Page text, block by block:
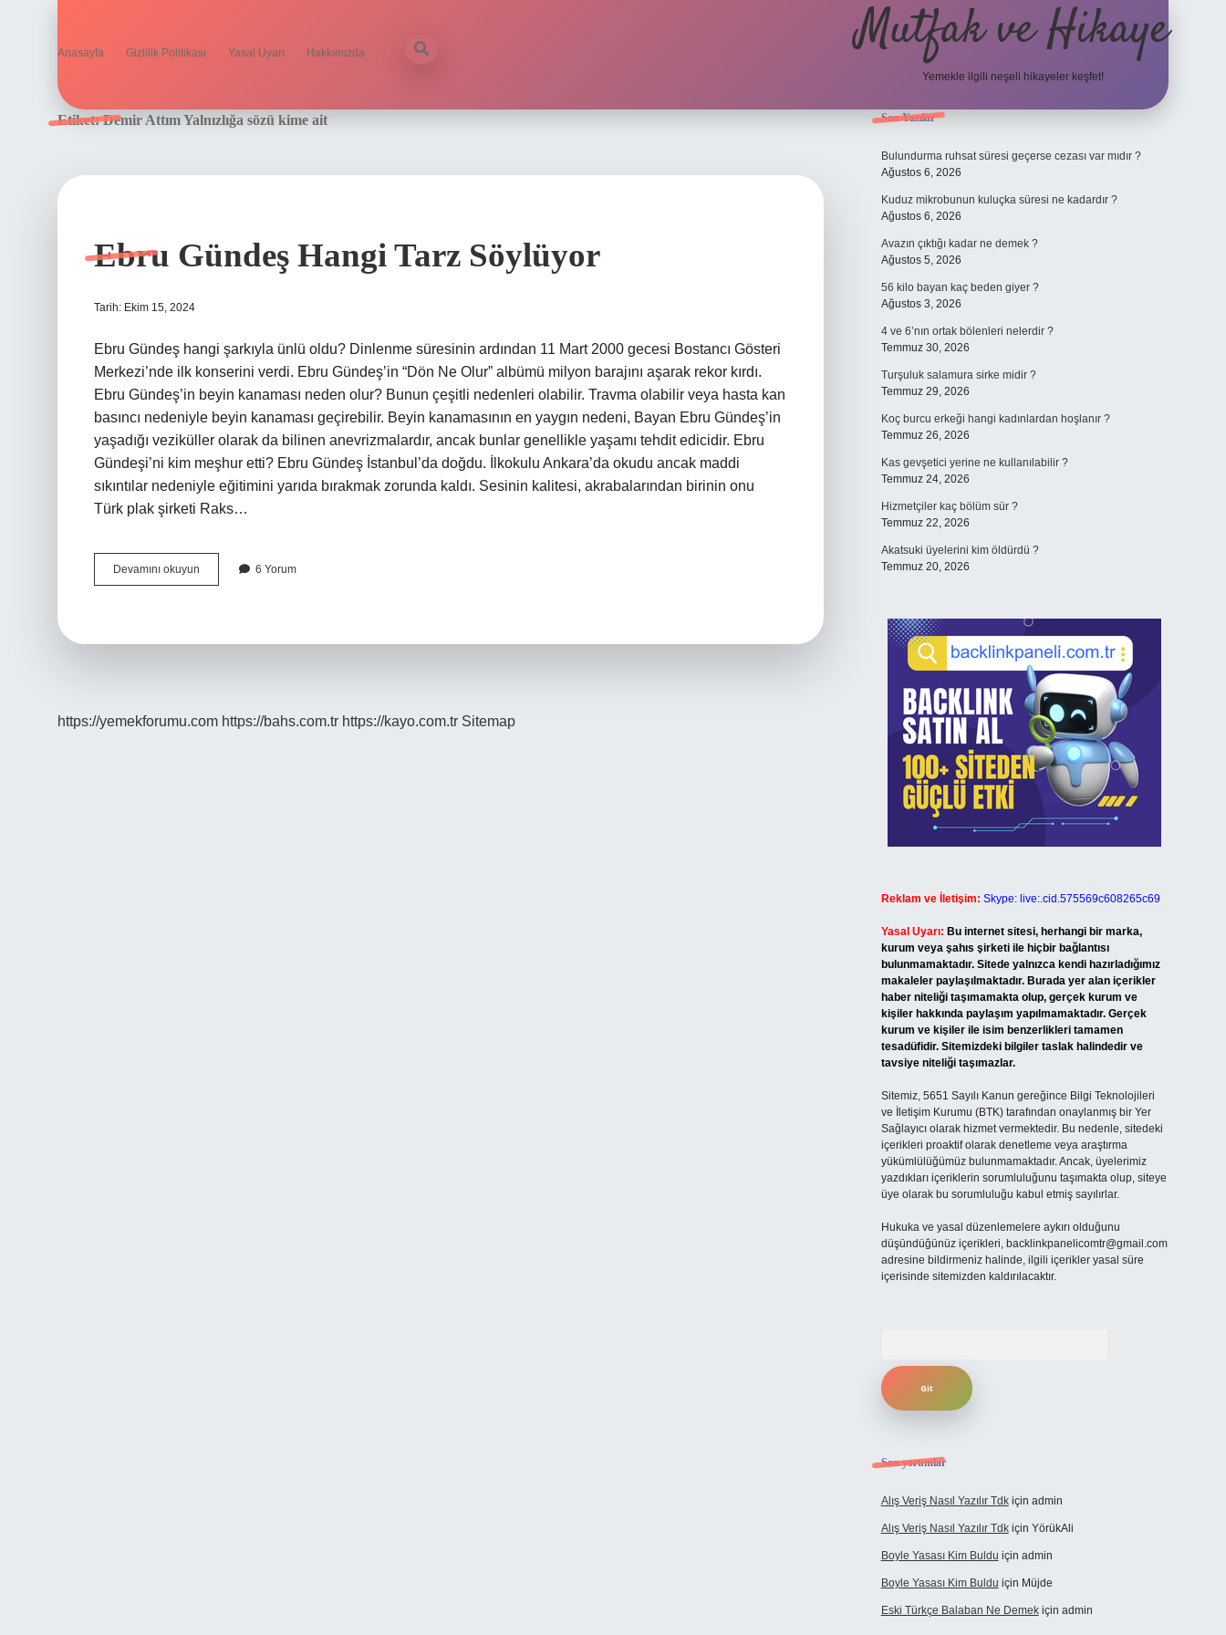
Anasayfa Gizlilik Politikası Yasal Uyarı Hakkımızda Mutfak ve Hikaye
Yemekle ilgili neşeli hikayeler keşfet!
Etiket:Demir Attım Yalnızlığa sözü kime ait
Ebru Gündeş Hangi Tarz Söylüyor
Tarih: Ekim 15, 2024
Ebru Gündeş hangi şarkıyla ünlü oldu? Dinlenme süresinin ardından 11 Mart 2000 gecesi Bostancı Gösteri
Merkezi’nde ilk konserini verdi. Ebru Gündeş’in “Dön Ne Olur” albümü milyon barajını aşarak rekor kırdı.
Ebru Gündeş’in beyin kanaması neden olur? Bunun çeşitli nedenleri olabilir. Travma olabilir veya hasta kan
basıncı nedeniyle beyin kanaması geçirebilir. Beyin kanamasının en yaygın nedeni, Bayan Ebru Gündeş’in
yaşadığı veziküller olarak da bilinen anevrizmalardır, ancak bunlar genellikle yaşamı tehdit edicidir. Ebru
Gündeşi’ni kim meşhur etti? Ebru Gündeş İstanbul’da doğdu. İlkokulu Ankara’da okudu ancak maddi
sıkıntılar nedeniyle eğitimini yarıda bırakmak zorunda kaldı. Sesinin kalitesi, akrabalarından birinin onu
Türk plak şirketi Raks…
Devamını okuyun
Gündeş
6 Yorum
https://yemekforumu.com https://bahs.com.tr https://kayo.com.tr Sitemap
Sidebar
Son Yazılar
Bulundurma ruhsat süresi geçerse cezası var mıdır ?
Ağustos 6, 2026
Kuduz mikrobunun kuluçka süresi ne kadardır ?
Ağustos 6, 2026
Avazın çıktığı kadar ne demek ?
Ağustos 5, 2026
56 kilo bayan kaç beden giyer ?
Ağustos 3, 2026
4 ve 6’nın ortak bölenleri nelerdir ?
Temmuz 30, 2026
Turşuluk salamura sirke midir ?
Temmuz 29, 2026
Koç burcu erkeği hangi kadınlardan hoşlanır ?
Temmuz 26, 2026
Kas gevşetici yerine ne kullanılabilir ?
Temmuz 24, 2026
Hizmetçiler kaç bölüm sür ?
Temmuz 22, 2026
Akatsuki üyelerini kim öldürdü ?
Temmuz 20, 2026
Reklam ve İletişim: Skype: live:.cid.575569c608265c69
Yasal Uyarı: Bu internet sitesi, herhangi bir marka,
kurum veya şahıs şirketi ile hiçbir bağlantısı
bulunmamaktadır. Sitede yalnızca kendi hazırladığımız
makaleler paylaşılmaktadır. Burada yer alan içerikler
haber niteliği taşımamakta olup, gerçek kurum ve
kişiler hakkında paylaşım yapılmamaktadır. Gerçek
kurum ve kişiler ile isim benzerlikleri tamamen
tesadüfidir. Sitemizdeki bilgiler taslak halindedir ve
tavsiye niteliği taşımazlar.
Sitemiz, 5651 Sayılı Kanun gereğince Bilgi Teknolojileri
ve İletişim Kurumu (BTK) tarafından onaylanmış bir Yer
Sağlayıcı olarak hizmet vermektedir. Bu nedenle, sitedeki
içerikleri proaktif olarak denetleme veya araştırma
yükümlülüğümüz bulunmamaktadır. Ancak, üyelerimiz
yazdıkları içeriklerin sorumluluğunu taşımakta olup, siteye
üye olarak bu sorumluluğu kabul etmiş sayılırlar.
Hukuka ve yasal düzenlemelere aykırı olduğunu
düşündüğünüz içerikleri, backlinkpanelicomtr@gmail.com
adresine bildirmeniz halinde, ilgili içerikler yasal süre
içerisinde sitemizden kaldırılacaktır.
Son yorumlar
Alış Veriş Nasıl Yazılır Tdkiçin admin
Alış Veriş Nasıl Yazılır Tdkiçin YörükAli
Boyle Yasası Kim Buldu için admin
Boyle Yasası Kim Buldu için Müjde
Eski Türkçe Balaban Ne Demekiçin admin